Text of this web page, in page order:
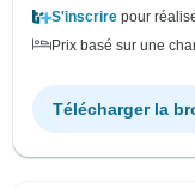
S'inscrire pour
Prix basé sur une
Télécharger la